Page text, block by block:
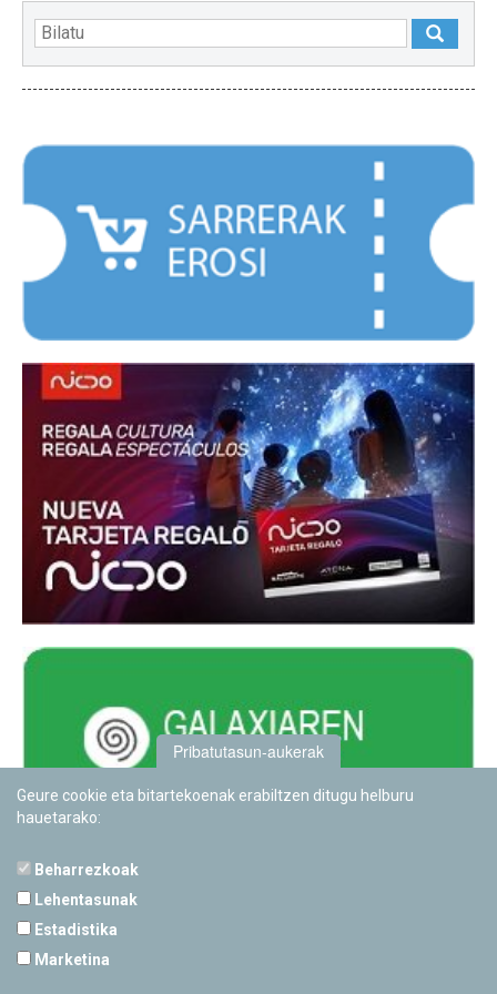
Pribatutasun-aukerak
Geure cookie eta bitartekoenak erabiltzen ditugu helburu
hauetarako:
Beharrezkoak
Lehentasunak
Estadistika
Marketina